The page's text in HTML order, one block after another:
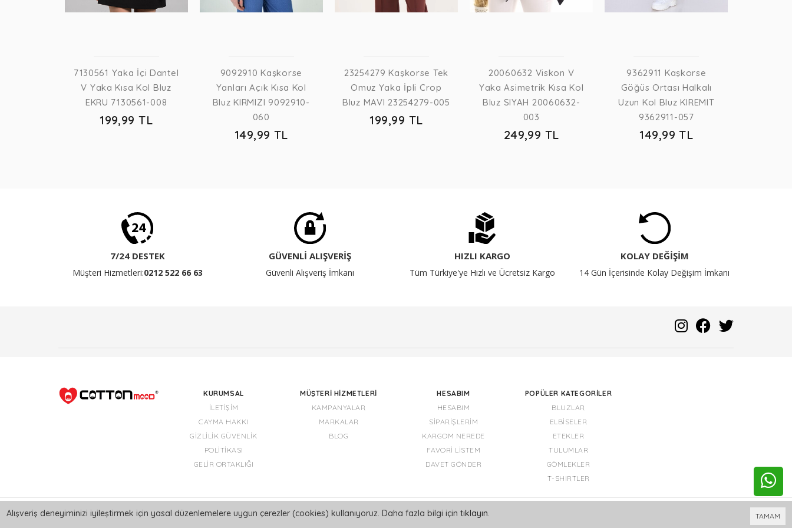
7130561 Yaka İçi Dantel
V Yaka Kısa Kol Bluz
EKRU 7130561-008
199,99 TL
9092910 Kaşkorse
Yanları Açık Kısa Kol
Bluz KIRMIZI 9092910-
060
149,99 TL
23254279 Kaşkorse Tek
Omuz Yaka İpli Crop
Bluz MAVI 23254279-005
199,99 TL
20060632 Viskon V
Yaka Asimetrik Kısa Kol
Bluz SIYAH 20060632-
003
249,99 TL
9362911 Kaşkorse
Göğüs Ortası Halkalı
Uzun Kol Bluz KIREMIT
9362911-057
149,99 TL
7/24 DESTEK
Müşteri Hizmetleri:0212 522 66 63
GÜVENLİ ALIŞVERİŞ
Güvenli Alışveriş İmkanı
HIZLI KARGO
Tüm Türkiye'ye Hızlı ve Ücretsiz Kargo
KOLAY DEĞİŞİM
14 Gün İçerisinde Kolay Değişim İmkanı
KURUMSAL
İLETIŞIM
CAYMA HAKKI
GIZLILIK GÜVENLIK
POLITIKASI
GELIR ORTAKLIĞI
MÜŞTERI HIZMETLERI
KAMPANYALAR
MARKALAR
BLOG
HESABIM
HESABIM
SIPARIŞLERIM
KARGOM NEREDE
FAVORI LISTEM
DAVET GÖNDER
POPÜLER KATEGORILER
BLUZLAR
ELBISELER
ETEKLER
TULUMLAR
GÖMLEKLER
T-SHIRTLER
TAMAM
Alışveriş deneyiminizi iyileştirmek için yasal düzenlemelere uygun çerezler (cookies) kullanıyoruz. Daha fazla bilgi için tıklayın.